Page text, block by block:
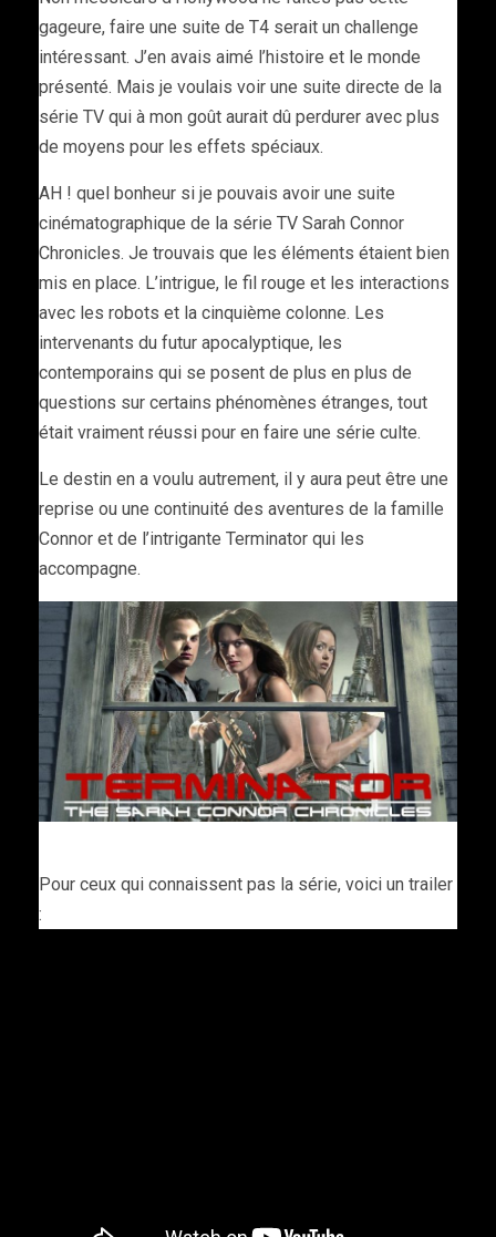
gageure, faire une suite de T4 serait un challenge
intéressant. J’en avais aimé l’histoire et le monde
présenté. Mais je voulais voir une suite directe de la
série TV qui à mon goût aurait dû perdurer avec plus
de moyens pour les effets spéciaux.
AH ! quel bonheur si je pouvais avoir une suite
cinématographique de la série TV Sarah Connor
Chronicles. Je trouvais que les éléments étaient bien
mis en place. L’intrigue, le fil rouge et les interactions
avec les robots et la cinquième colonne. Les
intervenants du futur apocalyptique, les
contemporains qui se posent de plus en plus de
questions sur certains phénomènes étranges, tout
était vraiment réussi pour en faire une série culte.
Le destin en a voulu autrement, il y aura peut être une
reprise ou une continuité des aventures de la famille
Connor et de l’intrigante Terminator qui les
accompagne.
Pour ceux qui connaissent pas la série, voici un trailer
: